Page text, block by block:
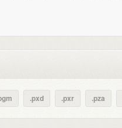
.pxd .pxr .pza